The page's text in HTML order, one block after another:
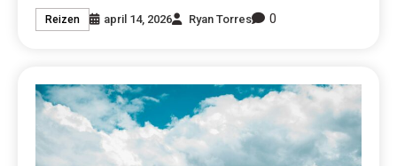
Reizen april 14, 2026 Ryan Torres 0